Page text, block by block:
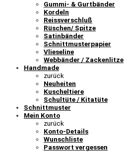
Gummi- & Gurtbänder
Kordeln
Reissverschluß
Rüschen/ Spitze
Satinbänder
Schnittmusterpapier
Vlieseline
Webbänder / Zackenlitze
Handmade
zurück
Neuheiten
Kuscheltiere
Schultüte / Kitatüte
Schnittmuster
Mein Konto
zurück
Konto-Details
Wunschliste
Passwort vergessen